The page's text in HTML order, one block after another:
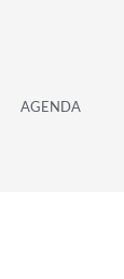
AGENDA